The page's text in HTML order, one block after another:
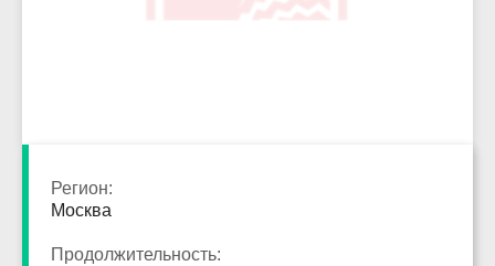
Регион:
Москва
Продолжительность: